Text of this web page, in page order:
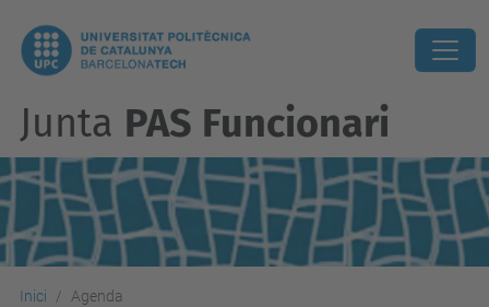
Junta PAS Funcionari
Inici Agenda